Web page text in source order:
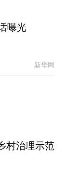
曝光
新华网
村治理示范